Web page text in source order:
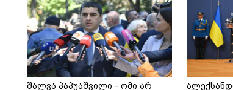
შალვა პაპუაშვილი - ომი არ